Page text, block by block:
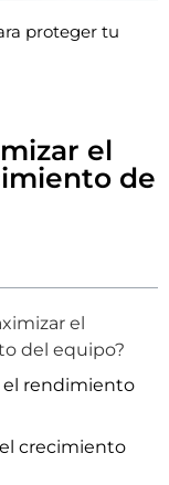
proteger tu
el
de
el
del equipo?
el rendimiento
crecimiento